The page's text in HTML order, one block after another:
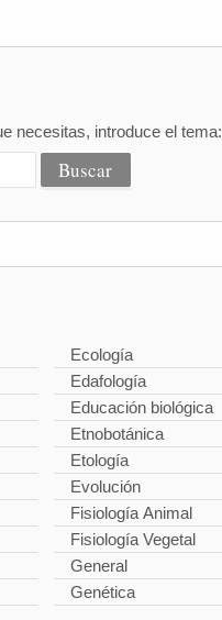
necesitas, introduce el tema:
Ecología
Edafología
Educación biológica
Etnobotánica
Etología
Evolución
Fisiología Animal
Fisiología Vegetal
General
Genética